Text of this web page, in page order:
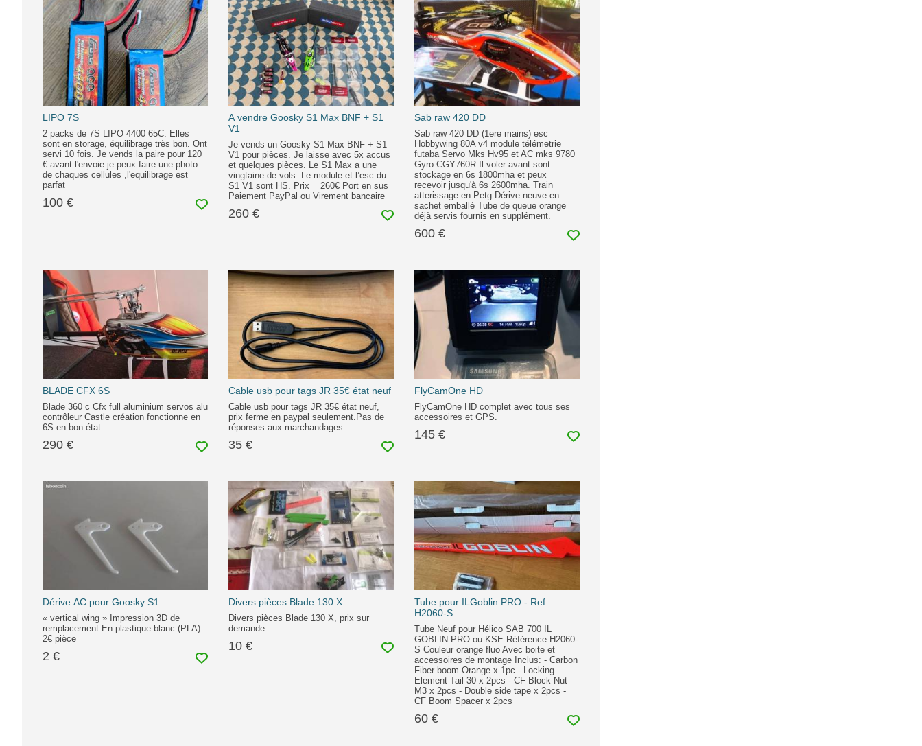
LIPO 7S
2 packs de 7S LIPO 4400 65C. Elles
sont en storage, équilibrage très bon. Ont
servi 10 fois. Je vends la paire pour 120
€.avant l'envoie je peux faire une photo
de chaques cellules ,l'equilibrage est
parfat
100 €
A vendre Goosky S1 Max BNF + S1
V1
Je vends un Goosky S1 Max BNF + S1
V1 pour pièces. Je laisse avec 5x accus
et quelques pièces. Le S1 Max a une
vingtaine de vols. Le module et l’esc du
S1 V1 sont HS. Prix = 260€ Port en sus
Paiement PayPal ou Virement bancaire
260 €
Sab raw 420 DD
Sab raw 420 DD (1ere mains) esc
Hobbywing 80A v4 module télémetrie
futaba Servo Mks Hv95 et AC mks 9780
Gyro CGY760R Il voler avant sont
stockage en 6s 1800mha et peux
recevoir jusqu'à 6s 2600mha. Train
atterissage en Petg Dérive neuve en
sachet emballé Tube de queue orange
déjà servis fournis en supplément.
600 €
BLADE CFX 6S
Blade 360 c Cfx full aluminium servos alu
contrôleur Castle création fonctionne en
6S en bon état
290 €
Cable usb pour tags JR 35€ état neuf
Cable usb pour tags JR 35€ état neuf,
prix ferme en paypal seulement.Pas de
réponses aux marchandages.
35 €
FlyCamOne HD
FlyCamOne HD complet avec tous ses
accessoires et GPS.
145 €
Dérive AC pour Goosky S1
« vertical wing » Impression 3D de
remplacement En plastique blanc (PLA)
2€ pièce
2 €
Divers pièces Blade 130 X
Divers pièces Blade 130 X, prix sur
demande .
10 €
Tube pour ILGoblin PRO - Ref.
H2060-S
Tube Neuf pour Hélico SAB 700 IL
GOBLIN PRO ou KSE Référence H2060-
S Couleur orange fluo Avec boite et
accessoires de montage Inclus: - Carbon
Fiber boom Orange x 1pc - Locking
Element Tail 30 x 2pcs - CF Block Nut
M3 x 2pcs - Double side tape x 2pcs -
CF Boom Spacer x 2pcs
60 €